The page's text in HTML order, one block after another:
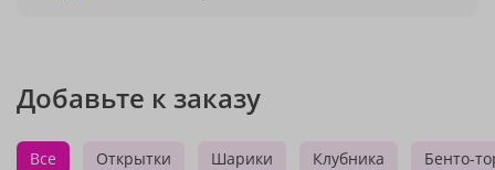
Добавьте к заказу
Все Открытки Шарики Клубника Бенто-